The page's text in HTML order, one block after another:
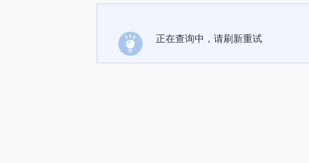
正在查询中，请刷新重试